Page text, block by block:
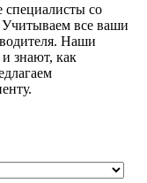
со
Учитываем все ваши
Наши
знают, как